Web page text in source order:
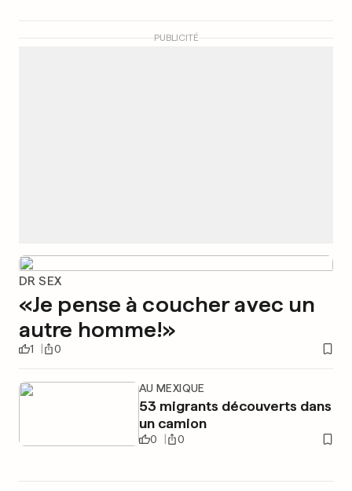
PUBLICITÉ
DR SEX
«Je pense à coucher avec un
autre homme!»
1 0
AU MEXIQUE
53 migrants découverts dans
un camion
0 0